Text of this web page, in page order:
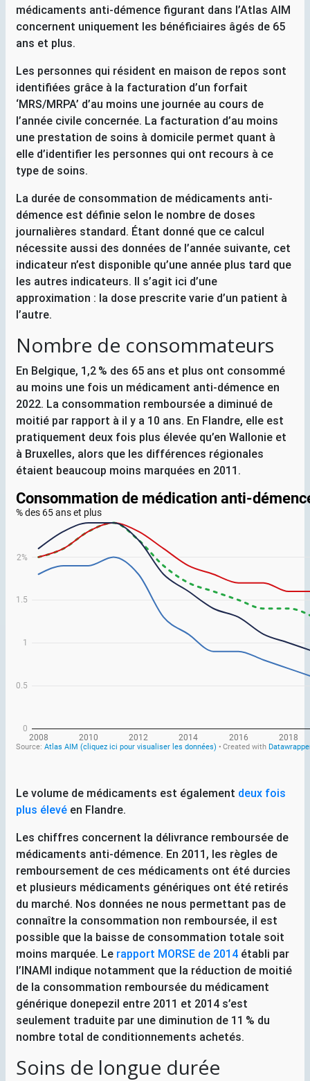
médicaments anti-démence figurant dans l’Atlas AIM
concernent uniquement les bénéficiaires âgés de 65
ans et plus.
Les personnes qui résident en maison de repos sont
identifiées grâce à la facturation d’un forfait
‘MRS/MRPA’ d’au moins une journée au cours de
l’année civile concernée. La facturation d’au moins
une prestation de soins à domicile permet quant à
elle d’identifier les personnes qui ont recours à ce
type de soins.
La durée de consommation de médicaments anti-
démence est définie selon le nombre de doses
journalières standard. Étant donné que ce calcul
nécessite aussi des données de l’année suivante, cet
indicateur n’est disponible qu’une année plus tard que
les autres indicateurs. Il s’agit ici d’une
approximation : la dose prescrite varie d’un patient à
l’autre.
Nombre de consommateurs
En Belgique, 1,2 % des 65 ans et plus ont consommé
au moins une fois un médicament anti-démence en
2022. La consommation remboursée a diminué de
moitié par rapport à il y a 10 ans. En Flandre, elle est
pratiquement deux fois plus élevée qu’en Wallonie et
à Bruxelles, alors que les différences régionales
étaient beaucoup moins marquées en 2011.
Le volume de médicaments est également deux fois
plus élevé en Flandre.
Les chiffres concernent la délivrance remboursée de
médicaments anti-démence. En 2011, les règles de
remboursement de ces médicaments ont été durcies
et plusieurs médicaments génériques ont été retirés
du marché. Nos données ne nous permettant pas de
connaître la consommation non remboursée, il est
possible que la baisse de consommation totale soit
moins marquée. Le rapport MORSE de 2014 établi par
l’INAMI indique notamment que la réduction de moitié
de la consommation remboursée du médicament
générique donepezil entre 2011 et 2014 s’est
seulement traduite par une diminution de 11 % du
nombre total de conditionnements achetés.
Soins de longue durée